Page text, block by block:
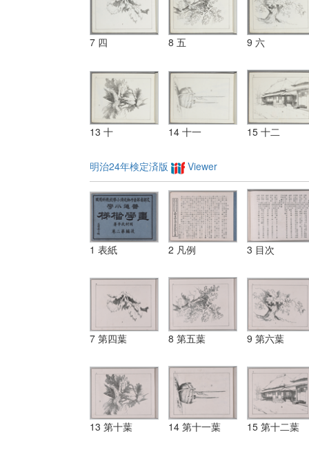
7 四 8 五 9 六
13 十 14 十一 15 十二
明治24年検定済版 Viewer
1 表紙 2 凡例 3 目次
7 第四葉 8 第五葉 9 第六葉
13 第十葉 14 第十一葉 15 第十二葉